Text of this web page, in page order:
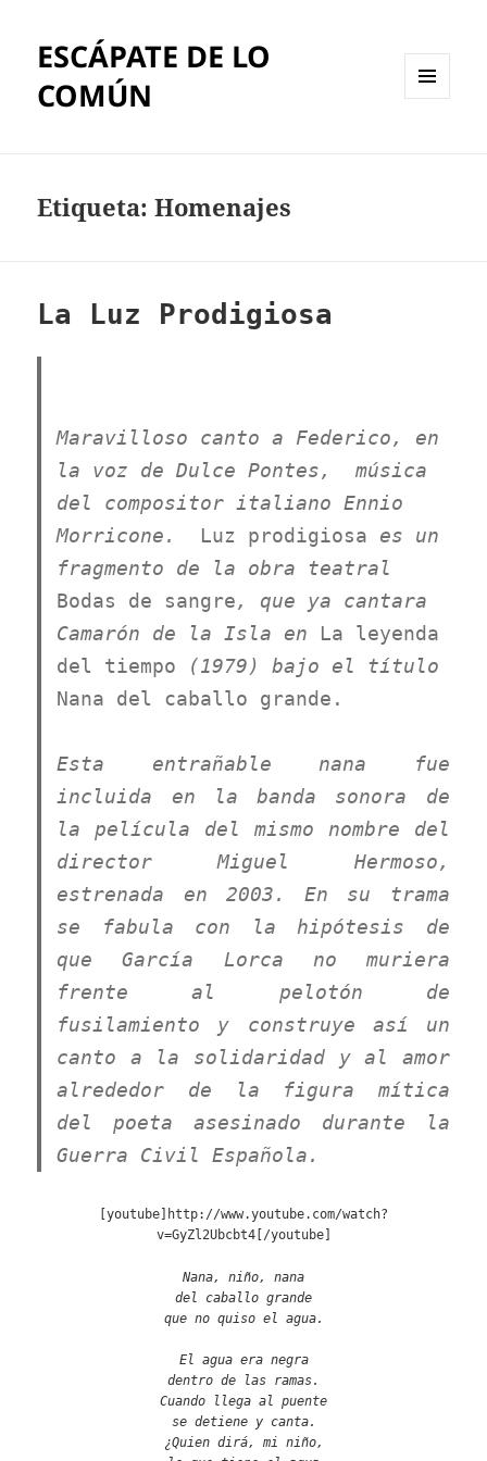
ESCÁPATE DE LO
COMÚN
Etiqueta:Homenajes
La Luz Prodigiosa
Maravilloso canto a Federico, en
la voz deDulce Pontes,
música
del compositor italianoEnnio
Morricone. Luz prodigiosa es un
fragmento de la obra teatral
Bodas de sangre, que ya cantara
Camarón de la Isla en La leyenda
del tiempo (1979) bajo el título
Nana del caballo grande.
Esta entrañable nana fue
incluida en la banda sonora de
la película del mismo nombre del
director Miguel Hermoso,
estrenada en 2003. En su trama
se fabula con la hipótesis de
que García Lorca no muriera
frente al pelotón de
fusilamiento y construye así un
canto a la solidaridad y al amor
alrededor de la figura mítica
del poeta asesinado durante la
Guerra Civil Española.
[youtube]http://www.youtube.com/watch?
v=GyZl2Ubcbt4[/youtube]
Nana, niño, nana
del caballo grande
que no quiso el agua.
El agua era negra
dentro de las ramas.
Cuando llega al puente
se detiene y canta.
¿Quien dirá, mi niño,